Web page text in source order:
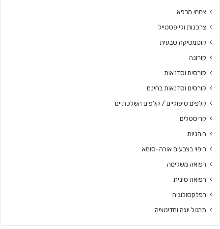
צמחי מרפא
צרכנות ולייפסטייל
קוסמטיקה טבעית
קורונה
קורסים וסדנאות
קורסים וסדנאות בחינם
קלפים טיפוליים / קלפים השלכתיים
קריסטלים
רוחניות
ריפוי בצבעים אורה-סומא
רפואה משלימה
רפואה סינית
רפלקסולוגיה
תרגול יוגה ומדיטציה